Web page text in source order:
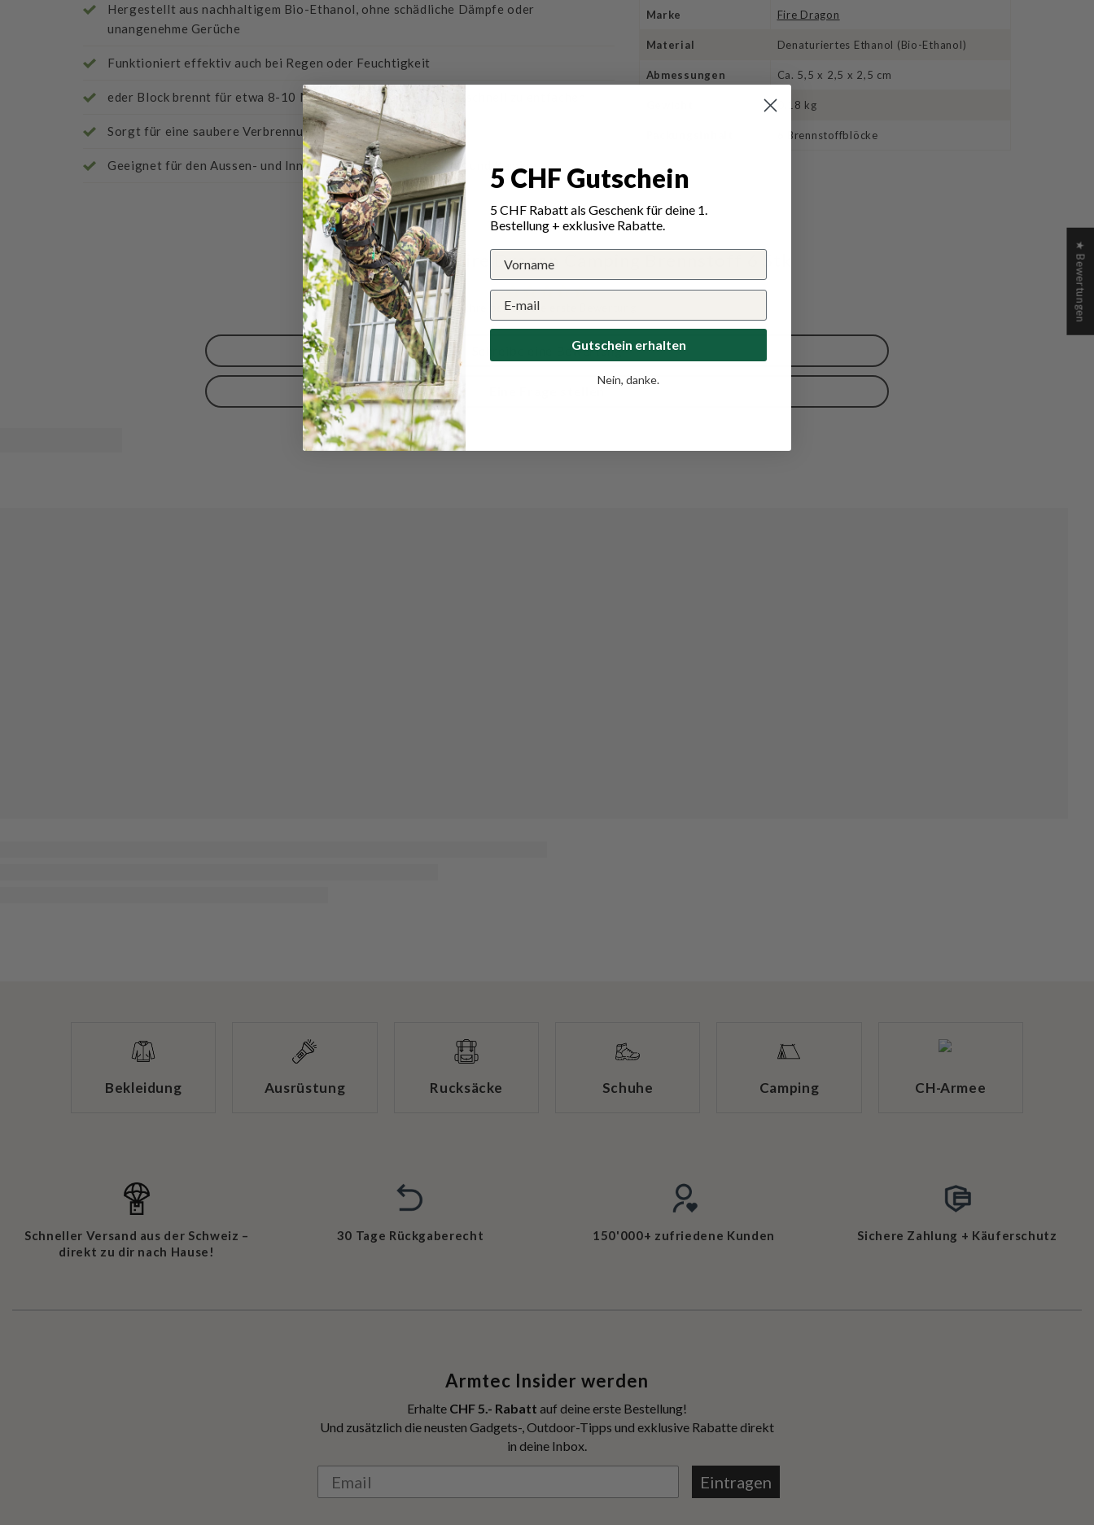
Hergestellt aus nachhaltigem Bio-Ethanol, ohne schädliche Dämpfe oder
unangenehme Gerüche
Funktioniert effektiv auch bei Regen oder Feuchtigkeit
eder Block brennt für etwa 8-10 Minuten, ideal, um ein Feuer schnell zu entfachen
Sorgt für eine saubere Verbrennung ohne Russbildung
Geeignet für den Aussen- und Innenbereich, perfekt für Grills und Kamine
Marke Fire Dragon
Material Denaturiertes Ethanol (Bio-Ethanol)
Abmessungen Ca. 5,5 x 2,5 x 2,5 cm
0.18 kg
6 Brennstoffblöcke
Bewertungen für Fire Dragon Camping Brennstoff 6 Stk
Schreiben Sie die erste Bewertung
Schreibe eine Bewertung
Bekleidung Ausrüstung Rucksäcke Schuhe Camping CH-Armee
Schneller Versand aus der Schweiz –
direkt zu dir nach Hause!
30 Tage Rückgaberecht 150'000+ zufriedene Kunden Sichere Zahlung + Käuferschutz
Armtec Insider werden
Erhalte CHF 5.- Rabatt auf deine erste Bestellung!
Und zusätzlich die neusten Gadgets-, Outdoor-Tipps und exklusive Rabatte direkt
in deine Inbox.
Eintragen
★ Bewertungen
5 CHF Gutschein
5 CHF Rabatt als Geschenk für deine 1.
Bestellung + exklusive Rabatte.
Gutschein erhalten
Nein, danke.